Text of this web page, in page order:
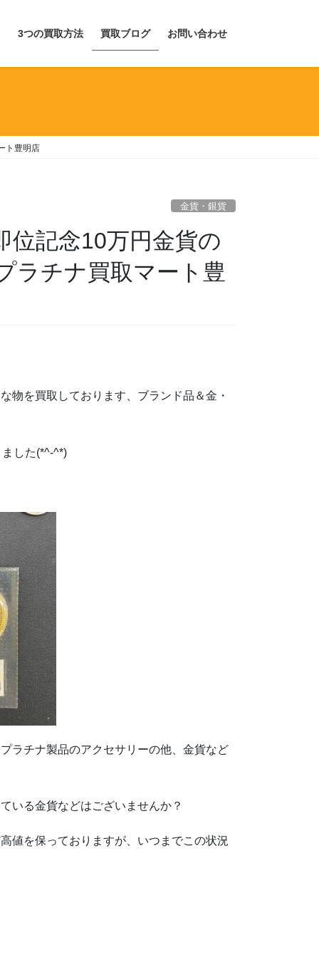
3つの買取方法 買取ブログ お問い合わせ
ト豊明店
金貨・銀貨
位記念10万円金貨の
ラチナ買取マート豊
物を買取しております、ブランド品＆金・
した(*^-^*)
ラチナ製品のアクセサリーの他、金貨など
いる金貨などはございませんか？
値を保っておりますが、いつまでこの状況